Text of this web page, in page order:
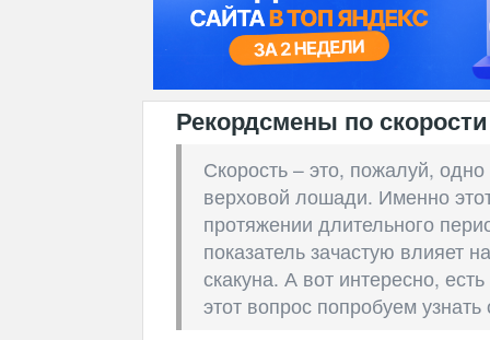
Рекордсмены по
Скорость – это, пожалуй,
верховой лошади. Именно
протяжении длительного
показатель зачастую влияет
скакуна. А вот интересно,
этот вопрос попробуем узнать